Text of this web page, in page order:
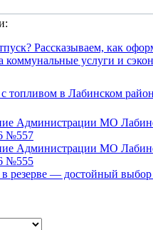
Рассказываем, как
коммунальные услуги и
топливом в Лабинском
Администрации МО
№557
Администрации МО
№555
резерве — достойный выбор